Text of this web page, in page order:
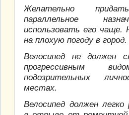
Желательно
параллельное
использовать его чаще.
на плохую погоду в
Велосипед не должен
прогрессивным
подозрительных
местах.
Велосипед должен